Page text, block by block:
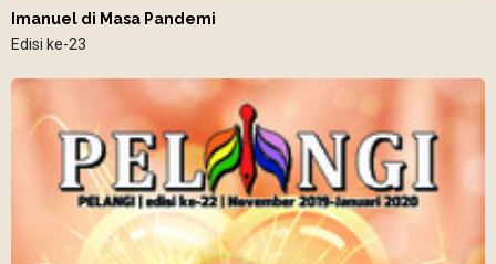
Imanuel di Masa Pandemi
Edisi ke-23